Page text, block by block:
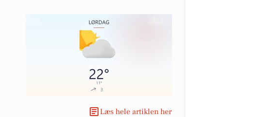
Læs hele artiklen her